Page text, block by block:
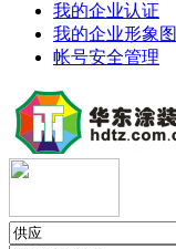
我的企业认证
我的企业形象图
帐号安全管理